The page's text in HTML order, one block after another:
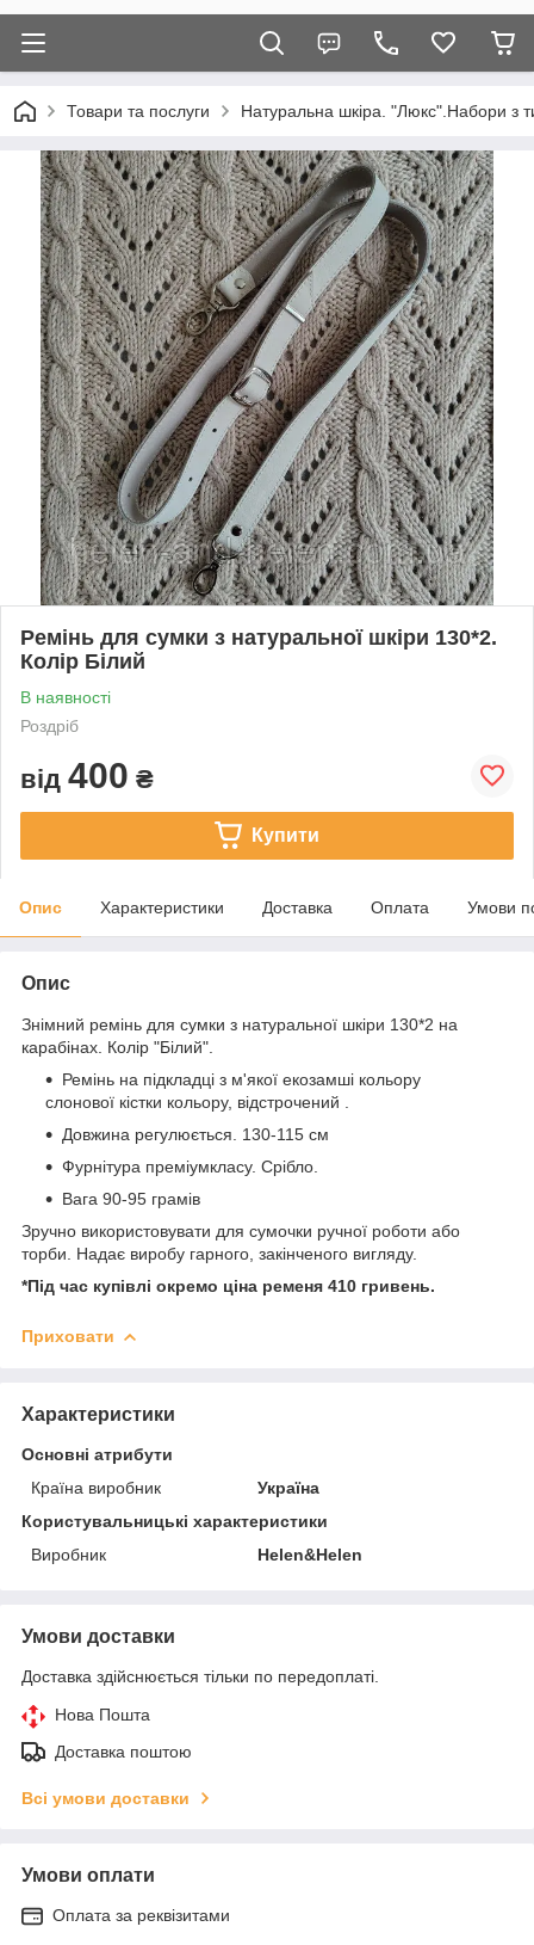
Товари та послуги Натуральна шкіра. "Люкс".Набори з
Ремінь для сумки з натуральної шкіри 130*2.
Колір Білий
В наявності
Роздріб
від 400 ₴
Купити
Опис Характеристики Доставка Оплата Умови
Опис
Знімний ремінь для сумки з натуральної шкіри 130*2 на
карабінах. Колір "Білий".
Ремінь на підкладці з м'якої екозамші кольору
слонової кістки кольору, відстрочений .
Довжина регулюється. 130-115 см
Фурнітура преміумкласу. Срібло.
Вага 90-95 грамів
Зручно використовувати для сумочки ручної роботи або
торби. Надає виробу гарного, закінченого вигляду.
*Під час купівлі окремо ціна ременя 410 гривень.
Приховати
Характеристики
Основні атрибути
Країна виробник
Україна
Користувальницькі характеристики
Виробник
Helen&Helen
Умови доставки
Доставка здійснюється тільки по передоплаті.
Нова Пошта
Доставка поштою
Всі умови доставки
Умови оплати
Оплата за реквізитами